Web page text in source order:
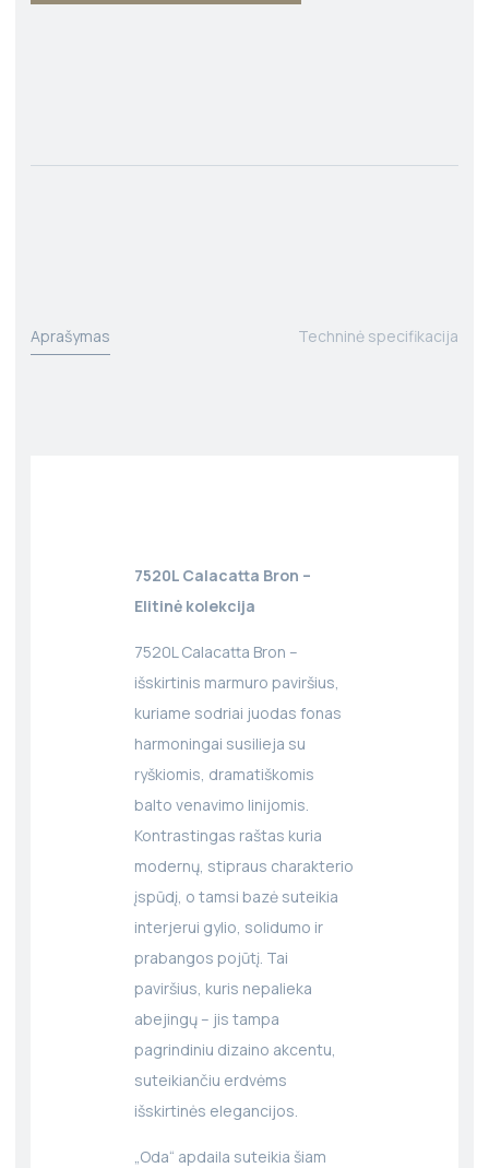
Aprašymas Techninė specifikacija
7520L Calacatta Bron –
Elitinė kolekcija
7520L Calacatta Bron –
išskirtinis marmuro paviršius,
kuriame sodriai juodas fonas
harmoningai susilieja su
ryškiomis, dramatiškomis
balto venavimo linijomis.
Kontrastingas raštas kuria
modernų, stipraus charakterio
įspūdį, o tamsi bazė suteikia
interjerui gylio, solidumo ir
prabangos pojūtį. Tai
paviršius, kuris nepalieka
abejingų – jis tampa
pagrindiniu dizaino akcentu,
suteikiančiu erdvėms
išskirtinės elegancijos.
„Oda“ apdaila suteikia šiam